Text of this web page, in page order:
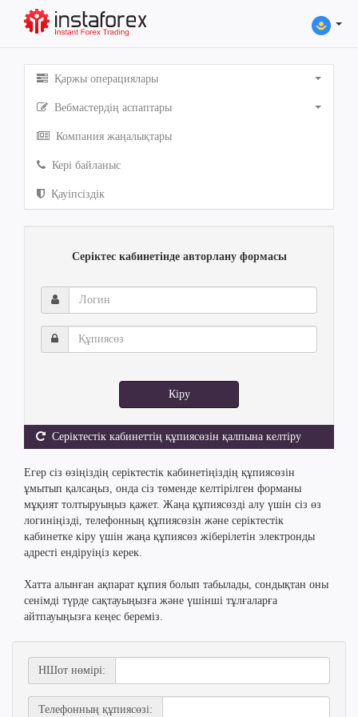
Қаржы операциялары
Вебмастердің аспаптары
Компания жаңалықтары
Кері байланыс
Қауіпсіздік
Серіктес кабинетінде авторлану формасы
Логин
Құпиясөз
Кіру
Серіктестік кабинеттің құпиясөзін қалпына келтіру
Егер сіз өзіңіздің серіктестік кабинетіңіздің құпиясөзін
ұмытып қалсаңыз, онда сіз төменде келтірілген форманы
мұқият толтыруыңыз қажет. Жаңа құпиясөзді алу үшін сіз өз
логиніңізді, телефонның құпиясөзін және серіктестік
кабинетке кіру үшін жаңа құпиясөз жіберілетін электронды
адресті ендіруіңіз керек.
Хатта алынған ақпарат құпия болып табылады, сондықтан оны
сенімді түрде сақтауыңызға және үшінші тұлғаларға
айтпауыңызға кеңес береміз.
НШот нөмірі:
Телефонның құпиясөзі: